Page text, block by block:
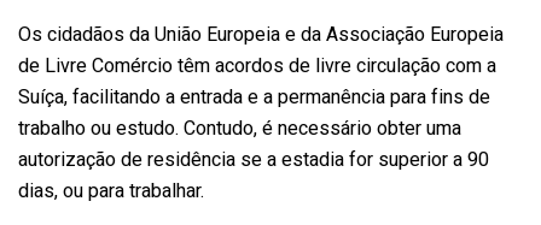
Os cidadãos da União Europeia e da Associação Europeia
de Livre Comércio têm acordos de livre circulação com a
Suíça, facilitando a entrada e a permanência para fins de
trabalho ou estudo. Contudo, é necessário obter uma
autorização de residência se a estadia for superior a 90
dias, ou para trabalhar.